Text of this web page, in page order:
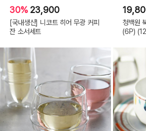
30% 23,900
[국내생산] 니코트 히어 무광 커피
잔 소서세트
청백원
(6P)